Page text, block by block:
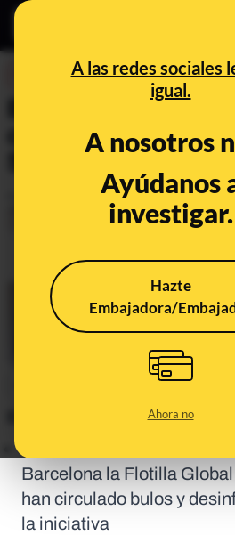
A las redes sociales
igual.
A nosotros
Ayúdanos
investigar.
Hazte
Embajadora/
Ahora no
Bulos,
contexto sobre la
Sumud a Gaza
Oct 7, 2025, 4:57:41 PM
Desde que a finales de
Barcelona la Flotilla
han circulado bulos y
la iniciativa